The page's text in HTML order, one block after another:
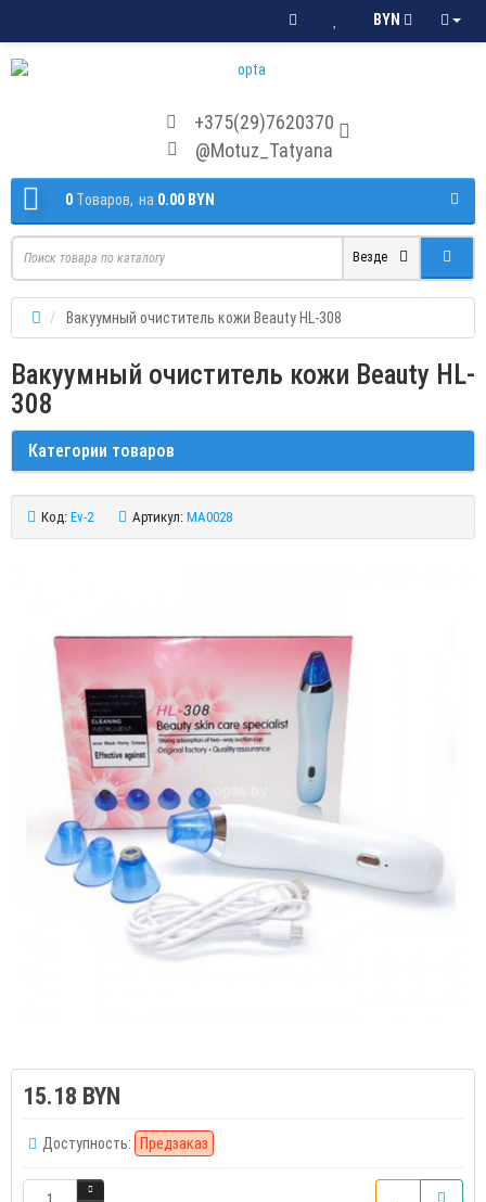
BYN
+375(29)7620370
@Motuz_Tatyana
0 Tоваров, на 0.00 BYN
Везде
Вакуумный очиститель кожи Beauty НL-308
Вакуумный очиститель кожи Beauty НL-
308
Категории товаров
Код: Ev-2 Артикул: MA0028
15.18 BYN
Доступность: Предзаказ